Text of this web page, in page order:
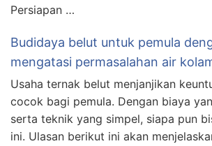
Persiapan …
Budidaya belut untuk pemula
mengatasi permasalahan air
Usaha ternak belut menjanjikan
cocok bagi pemula. Dengan biaya
serta teknik yang simpel, siapa pun
ini. Ulasan berikut ini akan